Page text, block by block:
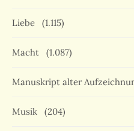
Liebe (1.115)
Macht (1.087)
Manuskript alter
Musik (204)